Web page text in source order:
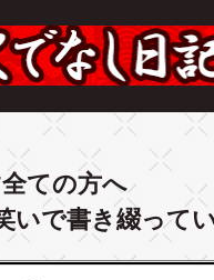
ての方へ
いで書き綴って